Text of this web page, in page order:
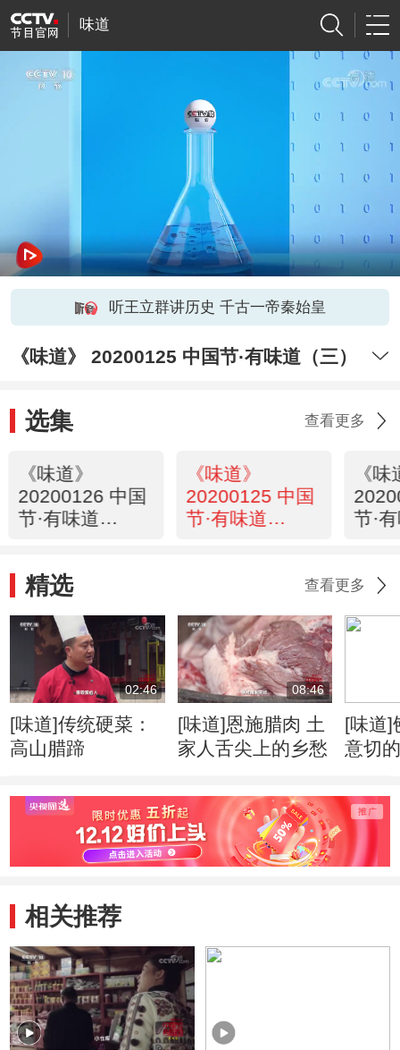
味道
听王立群讲历史 千古一帝秦始皇
《味道》 20200125 中国节·有味道（三）
选集 查看更多
《味道》
20200126 中国
节·有味道
《味道》
20200125 中国
节·有味道
《
节·
精选 查看更多
02:46
[味道]传统硬菜：
高山腊蹄
08:46
[味道]恩施腊肉 土
家人舌尖上的乡愁
[味道]
意切
相关推荐